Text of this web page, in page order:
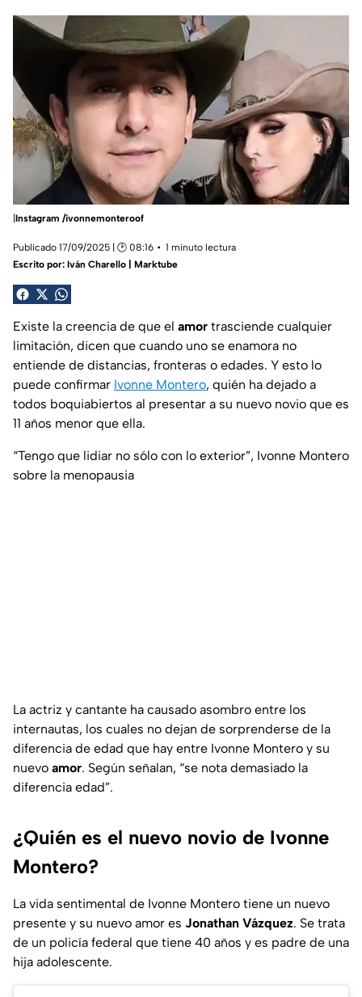
|Instagram /ivonnemonteroof
Publicado 17/09/2025 | 🕑 08:16
1 minuto lectura
Escrito por: Iván Charello | Marktube
Existe la creencia de que el amor trasciende cualquier
limitación, dicen que cuando uno se enamora no
entiende de distancias, fronteras o edades. Y esto lo
puede confirmar Ivonne Montero, quién ha dejado a
todos boquiabiertos al presentar a su nuevo novio que es
11 años menor que ella.
“Tengo que lidiar no sólo con lo exterior”, Ivonne Montero
sobre la menopausia
La actriz y cantante ha causado asombro entre los
internautas, los cuales no dejan de sorprenderse de la
diferencia de edad que hay entre Ivonne Montero y su
nuevo amor. Según señalan, “se nota demasiado la
diferencia edad”.
¿Quién es el nuevo novio de Ivonne
Montero?
La vida sentimental de Ivonne Montero tiene un nuevo
presente y su nuevo amor es Jonathan Vázquez. Se trata
de un policía federal que tiene 40 años y es padre de una
hija adolescente.